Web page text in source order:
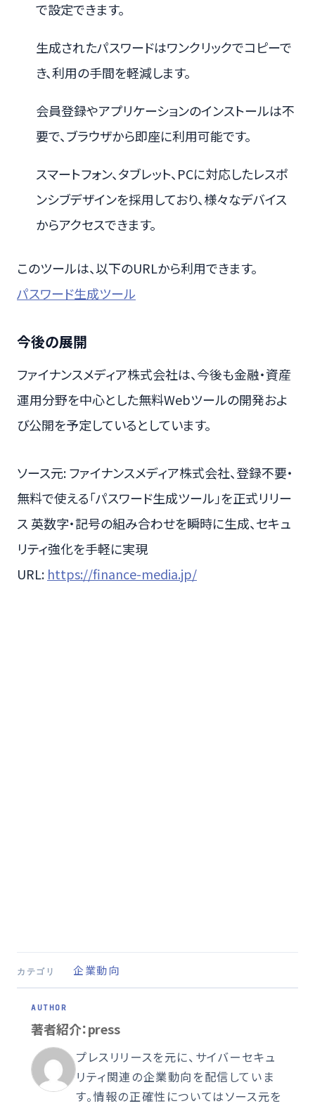
で設定できます。
生成されたパスワードはワンクリックでコピーで
き、利用の手間を軽減します。
会員登録やアプリケーションのインストールは不
要で、ブラウザから即座に利用可能です。
スマートフォン、タブレット、PCに対応したレスポ
ンシブデザインを採用しており、様々なデバイス
からアクセスできます。
このツールは、以下のURLから利用できます。
パスワード生成ツール
今後の展開
ファイナンスメディア株式会社は、今後も金融・資産
運用分野を中心とした無料Webツールの開発およ
び公開を予定しているとしています。
ソース元: ファイナンスメディア株式会社、登録不要・
無料で使える「パスワード生成ツール」を正式リリー
ス 英数字・記号の組み合わせを瞬時に生成、セキュ
リティ強化を手軽に実現
URL: https://finance-media.jp/
カテゴリ 企業動向
著者紹介：press
プレスリリースを元に、サイバーセキュ
リティ関連の企業動向を配信していま
す。情報の正確性についてはソース元を